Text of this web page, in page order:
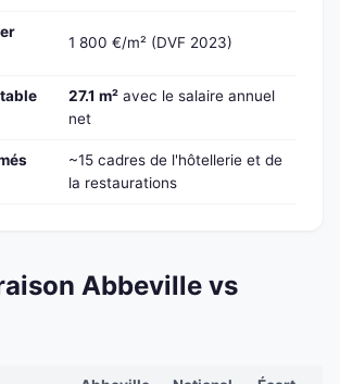
1 800 €/m² (DVF 2023)
27.1 m² avec le salaire annuel
net
~15 cadres de l'hôtellerie et de
la restaurations
Abbeville vs